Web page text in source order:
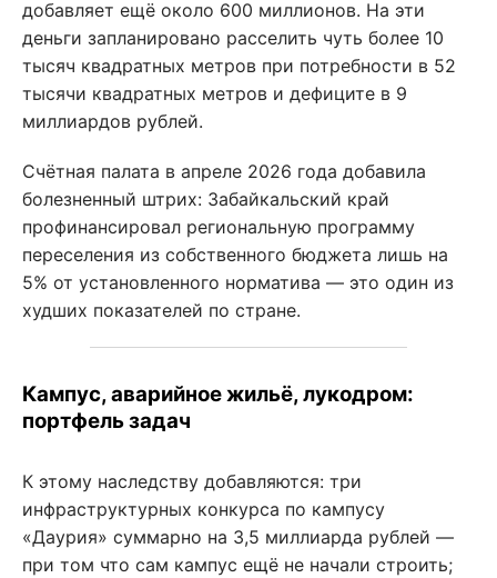
добавляет ещё около 600 миллионов. На эти
деньги запланировано расселить чуть более 10
тысяч квадратных метров при потребности в 52
тысячи квадратных метров и дефиците в 9
миллиардов рублей.
Счётная палата в апреле 2026 года добавила
болезненный штрих: Забайкальский край
профинансировал региональную программу
переселения из собственного бюджета лишь на
5% от установленного норматива — это один из
худших показателей по стране.
Кампус, аварийное жильё, лукодром:
портфель задач
К этому наследству добавляются: три
инфраструктурных конкурса по кампусу
«Даурия» суммарно на 3,5 миллиарда рублей —
при том что сам кампус ещё не начали строить;